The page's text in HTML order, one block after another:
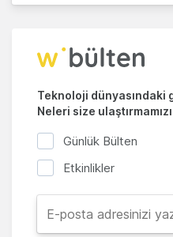
Teknoloji dünyasındaki
Neleri size
Günlük Bülten
Etkinlikler